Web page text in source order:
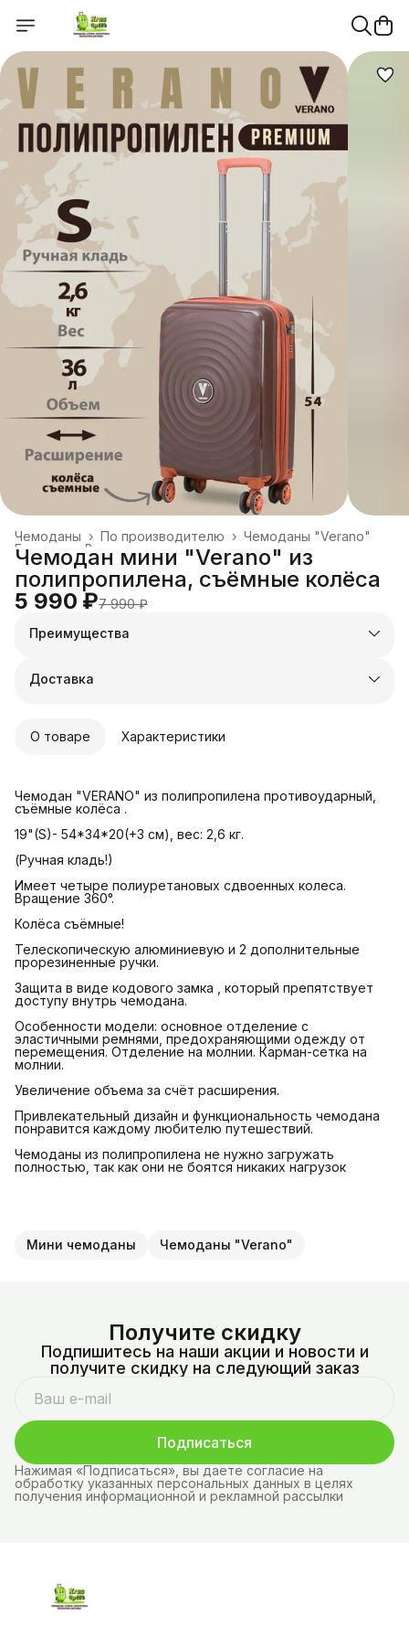
Чемоданы "Verano"
По производителю ›
Чемоданы ›
Все товары
Главная
Чемодан мини "Verano" из
полипропилена, съёмные колёса
5 990 ₽7 990 ₽
Преимущества
Оплата частями в Сплит
Удобный возврат
Доставка
О товаре Характеристики
Чемодан "VERANO" из полипропилена противоударный,
съёмные колёса .
19"(S)- 54*34*20(+3 см), вес: 2,6 кг.
(Ручная кладь!)
Имеет четыре полиуретановых сдвоенных колеса.
Вращение 360°.
Колёса съёмные!
Телескопическую алюминиевую и 2 дополнительные
прорезиненные ручки.
Защита в виде кодового замка , который препятствует
доступу внутрь чемодана.
Особенности модели: основное отделение с
эластичными ремнями, предохраняющими одежду от
перемещения. Отделение на молнии. Карман-сетка на
молнии.
Увеличение объема за счёт расширения.
Привлекательный дизайн и функциональность чемодана
понравится каждому любителю путешествий.
Чемоданы из полипропилена не нужно загружать
полностью, так как они не боятся никаких нагрузок
Мини чемоданы Чемоданы "Verano"
Получите скидку
Подпишитесь на наши акции и новости и
получите скидку на следующий заказ
Подписаться
Нажимая «Подписаться», вы даете согласие на
обработку указанных персональных данных в целях
получения информационной и рекламной рассылки